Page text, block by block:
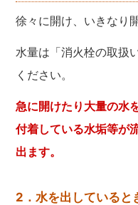
徐々に開け、いきなり
水量は「消火栓の取扱
ください。
急に開けたり大量の水
付着している水垢等が
出ます。
2．水を出していると